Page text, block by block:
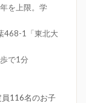
を上限。学
468-1「東北大
で1分
員116名のお子